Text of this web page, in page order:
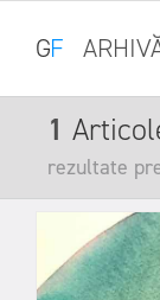
GF
1
rezultate